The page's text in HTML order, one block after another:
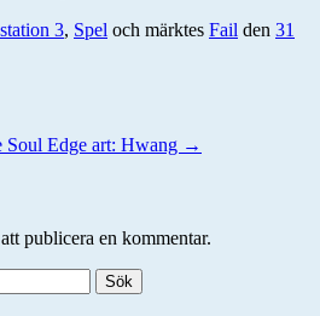
3, Spel och märktes Fail den 31
Soul Edge art: Hwang →
publicera en kommentar.